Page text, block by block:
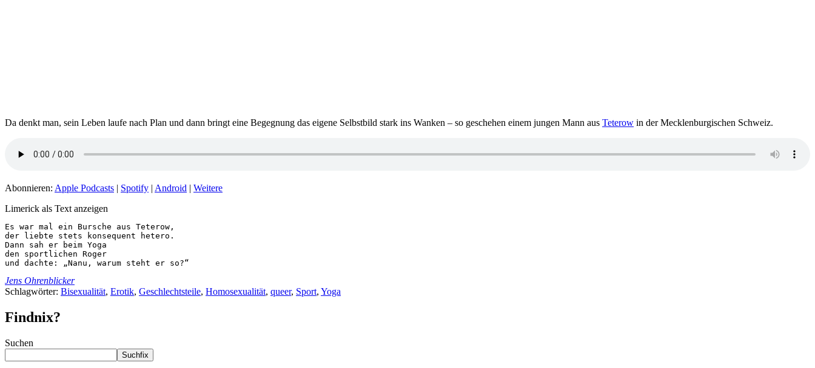
Da denkt man, sein Leben laufe nach Plan und dann bringt eine Begegnung das eigene Selbstbild stark ins Wanken – so geschehen einem jungen Mann aus Teterow in der Mecklenburgischen Schweiz.
Abonnieren: Apple Podcasts | Spotify | Android | Weitere
Limerick als Text anzeigen
Es war mal ein Bursche aus Teterow,
der liebte stets konsequent hetero.
Dann sah er beim Yoga
den sportlichen Roger
und dachte: „Nanu, warum steht er so?“
Jens Ohrenblicker
Schlagwörter: Bisexualität, Erotik, Geschlechtsteile, Homosexualität, queer, Sport, Yoga
Findnix?
Suchen
Suchfix